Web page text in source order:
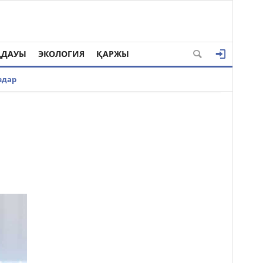
ЭКОЛОГИЯ ҚАРЖЫ